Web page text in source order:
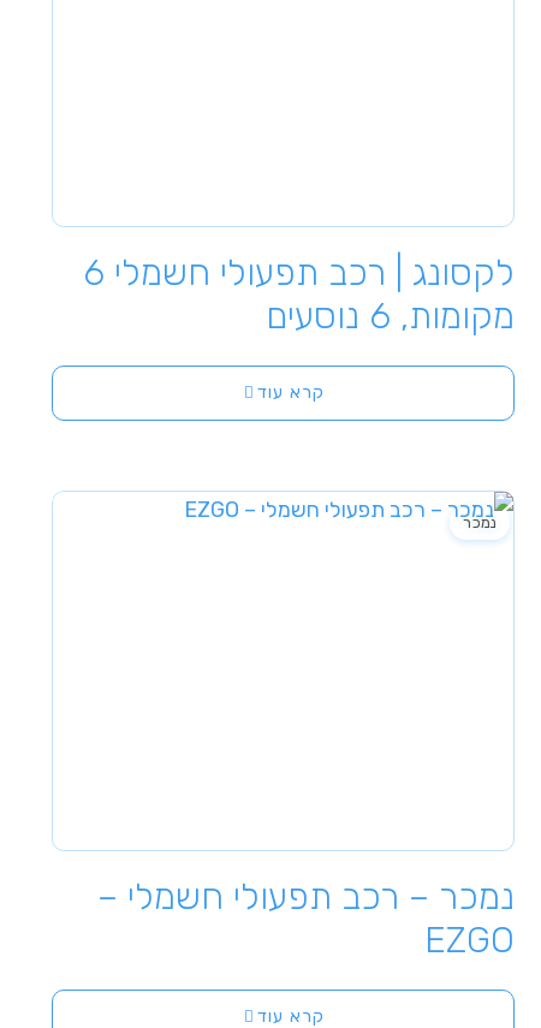
לקסונג | רכב תפעולי חשמלי 6
מקומות, 6 נוסעים
קרא עוד
נמכר – רכב תפעולי חשמלי –
EZGO
נמכר
קרא עוד